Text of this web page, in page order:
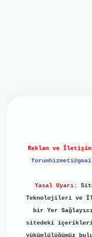
Reklam ve
Yasal Uyarı:
Teknolojileri ve
bir Yer
sitedeki içerikleri
yükümlülüğümüz